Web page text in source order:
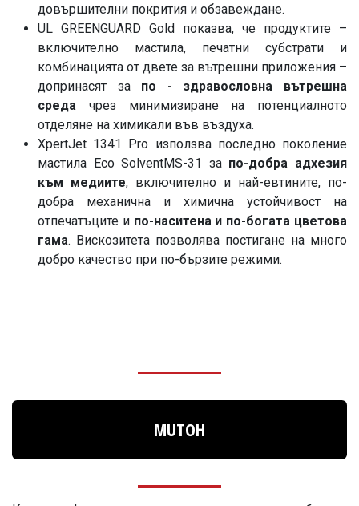
довършителни покрития и обзавеждане.
UL GREENGUARD Gold показва, че продуктите –
включително мастила, печатни субстрати и
комбинацията от двете за вътрешни приложения –
допринасят за по - здравословна вътрешна
среда чрез минимизиране на потенциалното
отделяне на химикали във въздуха.
XpertJet 1341 Pro използва последно поколение
мастила Eco SolventMS-31 за по-добра адхезия
към медиите, включително и най-евтините, по-
добра механична и химична устойчивост на
отпечатъците и по-наситена и по-богата цветова
гама. Вискозитета позволява постигане на много
добро качество при по-бързите режими.
MUTOH